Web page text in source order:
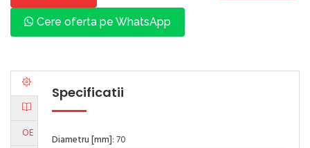
Cere oferta pe WhatsApp
OE
Specificatii
Diametru [mm]: 70